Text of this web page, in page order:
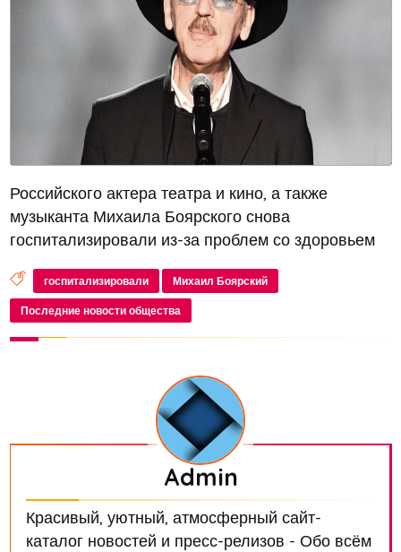
Российского актера театра и кино, а также
музыканта Михаила Боярского снова
госпитализировали из-за проблем со здоровьем
госпитализировали Михаил Боярский
Последние новости общества
Admin
Красивый, уютный, атмосферный сайт-
каталог новостей и пресс-релизов - Обо всём